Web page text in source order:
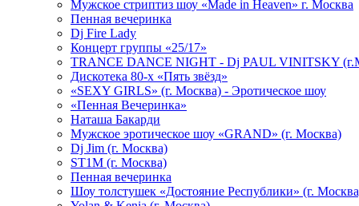
Мужское стриптиз шоу «Made in Heaven» г. Москва
Пенная вечеринка
Dj Fire Lady
Концерт группы «25/17»
TRANCE DANCE NIGHT - Dj PAUL VINITSKY
Дискотека 80-х «Пять звёзд»
«SEXY GIRLS» (г. Москва) - Эротическое шоу
«Пенная Вечеринка»
Hаташа Бакарди
Мужское эротическое шоу «GRAND» (г. Москва)
Dj Jim (г. Москва)
ST1M (г. Москва)
Пенная вечеринка
Шоу толстушек «Достояние Республики» (г.